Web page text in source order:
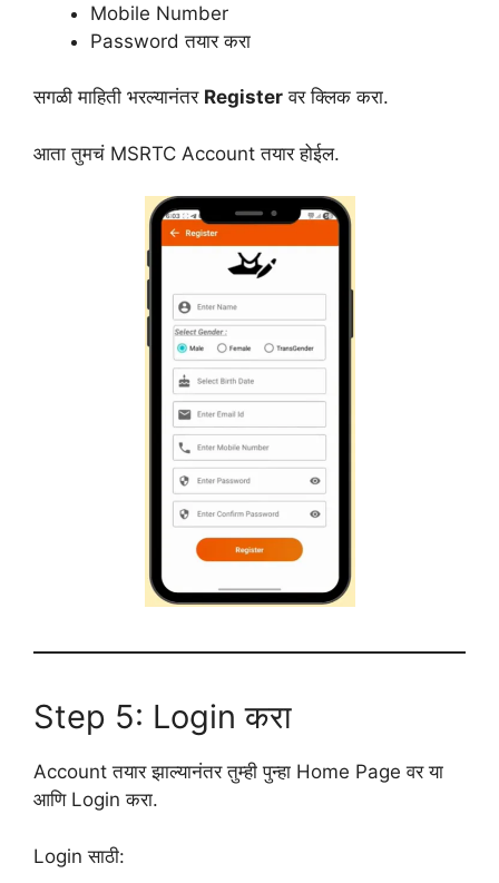
Mobile Number
Password तयार करा
सगळी माहिती भरल्यानंतर Register वर क्लिक करा.
आता तुमचं MSRTC Account तयार होईल.
Step 5: Login करा
Account तयार झाल्यानंतर तुम्ही पुन्हा Home Page वर या
आणि Login करा.
Login साठी: